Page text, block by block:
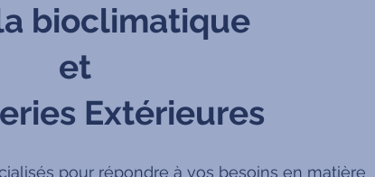
bioclimatique
et
Extérieures
pour répondre à vos besoins en matière